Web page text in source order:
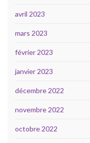
avril 2023
mars 2023
février 2023
janvier 2023
décembre 2022
novembre 2022
octobre 2022